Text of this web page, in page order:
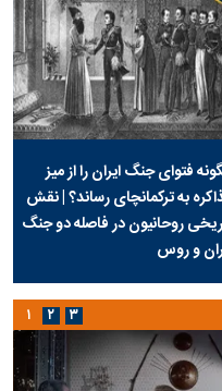
فتوای جنگ ایران را از میز
به ترکمانچای رساند؟ | نقش
روحانیون در فاصله دو جنگ
و روس
۱ ۲ ۳